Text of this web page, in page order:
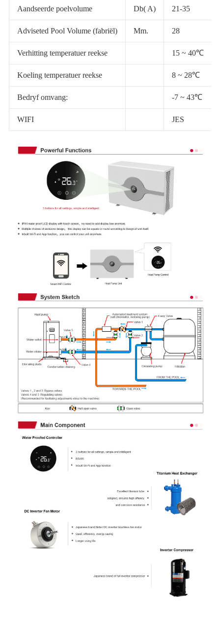
Aandseerde poelvolume Db( A) 21-35
Adviseted Pool Volume (fabriël) Mm. 28
Verhitting temperatuer reekse 15 ~ 40℃
Koeling temperatuer reekse 8 ~ 28℃
Bedryf omvang: -7 ~ 43℃
WIFI JES